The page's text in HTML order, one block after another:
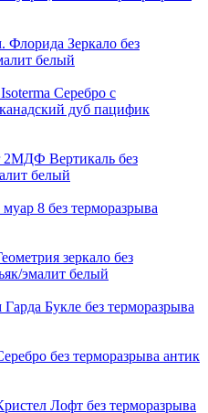
Флорида Зеркало без
белый
Серебро с
дуб пацифик
2МДФ Вертикаль без
белый
8 без терморазрыва
зеркало без
эмалит белый
Букле без терморазрыва
без терморазрыва антик
Лофт без терморазрыва